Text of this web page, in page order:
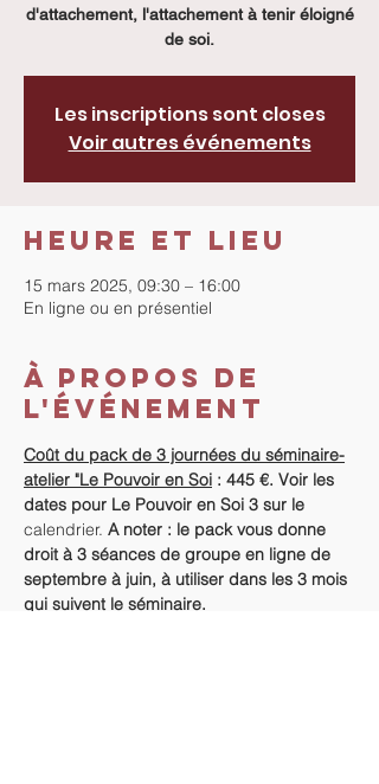
d'attachement, l'attachement à tenir éloigné
de soi.
Les inscriptions sont closes
Voir autres événements
Heure et lieu
15 mars 2025, 09:30 – 16:00
En ligne ou en présentiel
À propos de
l'événement
Coût du pack de 3 journées du séminaire-
atelier "Le Pouvoir en Soi : 445 €. Voir les
dates pour Le Pouvoir en Soi 3 sur le
calendrier. A noter : le pack vous donne
droit à 3 séances de groupe en ligne de
septembre à juin, à utiliser dans les 3 mois
qui suivent le séminaire.